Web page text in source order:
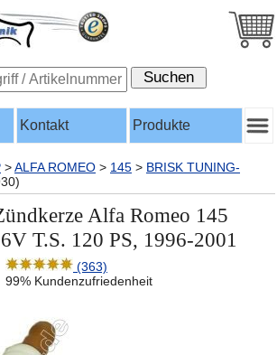
Kontakt Produkte
>ALFA ROMEO > 145 > BRISK TUNING-
Alfa Romeo 145
T.S. 120 PS, 1996-2001
(363)
99% Kundenzufriedenheit